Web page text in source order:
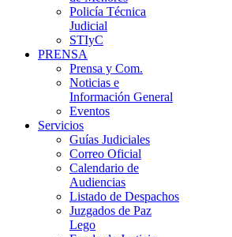
Policía Técnica
Judicial
STIyC
PRENSA
Prensa y Com.
Noticias e
Información General
Eventos
Servicios
Guías Judiciales
Correo Oficial
Calendario de
Audiencias
Listado de Despachos
Juzgados de Paz
Lego